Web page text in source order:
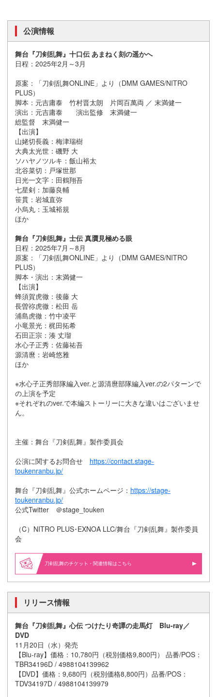
公演情報
舞台『刀剣乱舞』十口伝 あまねく刻の遥かへ
日程：2025年2月～3月
原案：「刀剣乱舞ONLINE」より（DMM GAMES/NITRO
PLUS）
脚本：元吉庸泰 竹村晋太朗 片岡百萬両 ／ 末満健一
演出：元吉庸泰 演出監修 末満健一
総監督 末満健一
【出演】
山姥切長義：梅津瑞樹
大典太光世：磯野 大
ソハヤノツルキ：飯山裕太
北谷菜切：戸塚世那
日光一文字：田鶴翔吾
七星剣：加藤良輔
笹貫：岩城直弥
小烏丸：玉城裕規
ほか
舞台『刀剣乱舞』士伝 真贋見極める眼
日程：2025年7月～8月
原案：「刀剣乱舞ONLINE」より（DMM GAMES/NITRO
PLUS）
脚本・演出：末満健一
【出演】
蜂須賀虎徹：後藤 大
長曽祢虎徹：松田 岳
浦島虎徹：竹中凌平
小竜景光：梶田拓希
石田正宗：湊 丈瑠
水心子正秀：佐藤祐吾
源清麿：岩崎悠雅
ほか
※水心子正秀部隊編入ver.と源清麿部隊編入ver.の2パターンで
の上演を予定
※それぞれのver.で本編ストーリーに大きな違いはございませ
ん。
主催：舞台『刀剣乱舞』製作委員会
公演に関するお問合せ https://contact.stage-
toukenranbu.jp/
舞台『刀剣乱舞』公式ホームページ： https://stage-
toukenranbu.jp/
公式Twitter ＠stage_touken
（C）NITRO PLUS･EXNOA LLC/舞台『刀剣乱舞』製作委員
会
刀剣乱舞の ・関連情報はこちら
リリース情報
舞台『刀剣乱舞』心伝 つけたり奇譚の走馬灯 Blu-ray／
DVD
11月20日（水）発売
【Blu-ray】価格：10,780円（税別価格9,800円） 品番/POS：
TBR34196D / 4988104139962
【DVD】価格：9,680円（税別価格8,800円）品番/POS：
TDV34197D / 4988104139979